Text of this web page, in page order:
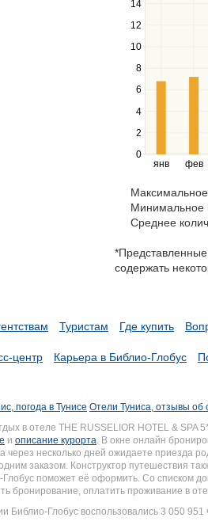
янв фев
0
2
4
6
8
10
12
14
to
navigate
series.
Use
the
and
right
navigate
through
items
a
series.
Минимальное
Среднее
содержать
Туристам Где купить
центр Карьера в Библио-Глобус
погода в Тунисе Отели Туниса, отзывы об
в отеле THE RUSSELIOR HOTEL &
и описание курорта. В окне онлайн
через несколько дней ожидаете приезда
заказом. Конструктор путешествия
Глобус поможет её оформить. Со
бронирование, оплатить проживание в
Библио-Глобус воспользовались 3 050 951